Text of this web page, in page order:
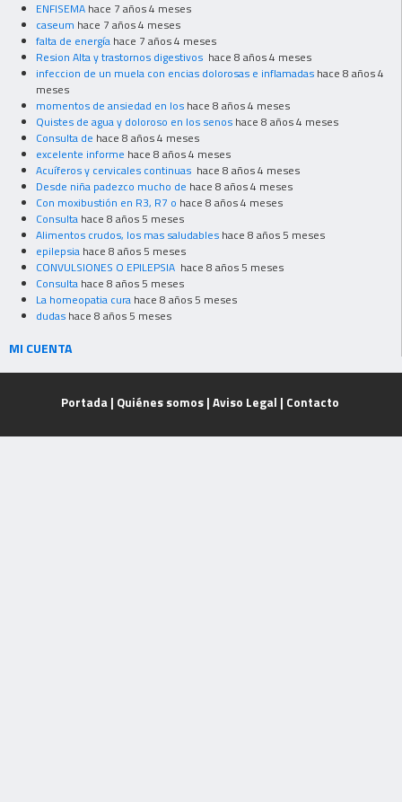
ENFISEMA hace 7 años 4 meses
caseum hace 7 años 4 meses
falta de energía hace 7 años 4 meses
Resion Alta y trastornos digestivos hace 8 años 4 meses
infeccion de un muela con encias dolorosas e inflamadas hace 8 años 4
meses
momentos de ansiedad en los hace 8 años 4 meses
Quistes de agua y doloroso en los senos hace 8 años 4 meses
Consulta de hace 8 años 4 meses
excelente informe hace 8 años 4 meses
Acuíferos y cervicales continuas hace 8 años 4 meses
Desde niña padezco mucho de hace 8 años 4 meses
Con moxibustión en R3, R7 o hace 8 años 4 meses
Consulta hace 8 años 5 meses
Alimentos crudos, los mas saludables hace 8 años 5 meses
epilepsia hace 8 años 5 meses
CONVULSIONES O EPILEPSIA hace 8 años 5 meses
Consulta hace 8 años 5 meses
La homeopatia cura hace 8 años 5 meses
dudas hace 8 años 5 meses
MI CUENTA
Portada | Quiénes somos| Aviso Legal | Contacto